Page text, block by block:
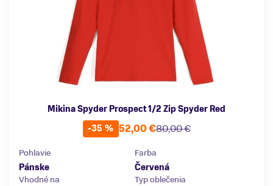
Mikina Spyder Prospect 1/2 Zip Spyder Red
-35 %
80,00 €
52,00 €
Pohlavie
Pánske
Farba
Červená
Vhodné na
Typ oblečenia